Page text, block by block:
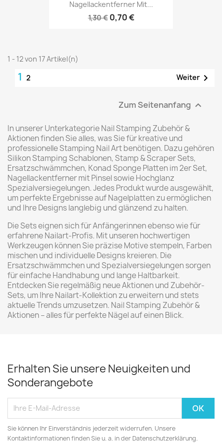
Nagellackentferner Mit...
1,30 € 0,70 €
1 - 12 von 17 Artikel(n)
1 2 Weiter 
Zum Seitenanfang 
In unserer Unterkategorie Nail Stamping Zubehör &
Aktionen finden Sie alles, was Sie für kreative und
professionelle Stamping Nail Art benötigen. Dazu gehören
Silikon Stamping Schablonen, Stamp & Scraper Sets,
Ersatzschwämmchen, Konad Sponge Platten im 2er Set,
Nagellackentferner mit Pinsel sowie Hochglanz
Spezialversiegelungen. Jedes Produkt wurde ausgewählt,
um perfekte Ergebnisse auf Nagelplatten zu ermöglichen
und Ihre Designs langlebig und glänzend zu halten.
Die Sets eignen sich für Anfängerinnen ebenso wie für
erfahrene Nailart-Profis. Mit unseren hochwertigen
Werkzeugen können Sie präzise Motive stempeln, Farben
mischen und individuelle Designs kreieren. Die
Ersatzschwämmchen und Spezialversiegelungen sorgen
für einfache Handhabung und lange Haltbarkeit.
Entdecken Sie regelmäßig neue Aktionen und Zubehör-
Sets, um Ihre Nailart-Kollektion zu erweitern und stets
aktuelle Trends umzusetzen. Nail Stamping Zubehör &
Aktionen – alles für perfekte Nägel auf einen Blick.
Erhalten Sie unsere Neuigkeiten und
Sonderangebote
Sie können Ihr Einverständnis jederzeit widerrufen. Unsere
Kontaktinformationen finden Sie u. a. in der Datenschutzerklärung.